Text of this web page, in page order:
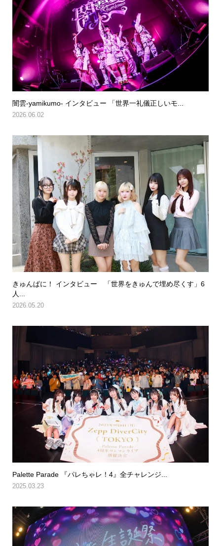
闇雲-yamikumo- インタビュー 「世界一礼儀正しいモ...
2026.06.02
きゅんぱに！ インタビュー 「世界をきゅんで埋め尽くす」6
人...
2026.05.20
Palette Parade 『パレちゃレ！4』全チャレンジ...
2025.03.23